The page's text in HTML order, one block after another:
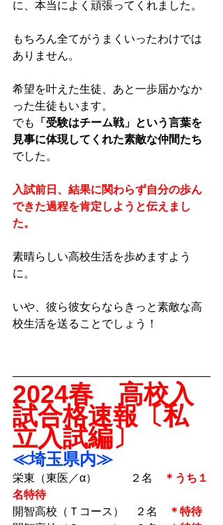
に、本当によく頑張ってくれました。
もちろん全てがうまくいったわけでは
ありません。
希望を叶えた生徒、あと一歩届かなか
った生徒もいます。
でも
「受験はチーム戦」という言葉を
見事に体現してくれた素敵な仲間たち
でした。
入試前日、結果に関わらず自分の歩ん
できた過程を肯定しようと伝えまし
た。
素晴らしい高校生活を歩めますよう
に。
いや、彼ら彼女らならきっと素敵な高
校生活を送ることでしょう！
2024春　高校入
試合格速報〔私
立入試編〕
≪埼玉県内≫
栄東（東医／α）　　　２名
＊うち１
名特待
開智高校（Ｔコース）　２名
＊特待